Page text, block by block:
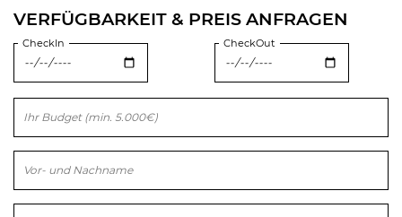
VERFÜGBARKEIT & PREIS ANFRAGEN
CheckIn CheckOut
Bitte lasse dieses Feld leer.